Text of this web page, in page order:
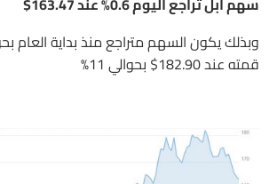
قمته عند 182.90$ بحوالي 11%